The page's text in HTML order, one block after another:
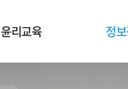
윤리교육 정